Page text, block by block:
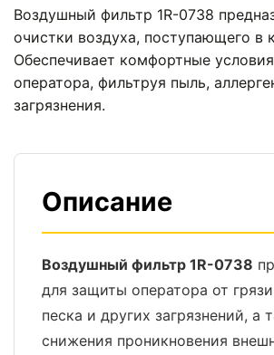
Воздушный фильтр 1R-0738
очистки воздуха, поступающего в
Обеспечивает комфортные
оператора, фильтруя пыль,
загрязнения.
Описание
Воздушный фильтр 1R-0738
для защиты оператора от
песка и других загрязнений, а
снижения проникновения